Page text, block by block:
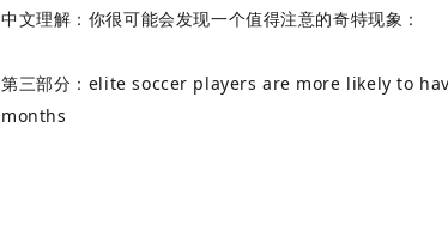
中文理解：你很可能会发现一个值得注意的奇特现象：
第三部分：elite soccer players are more likely to
months